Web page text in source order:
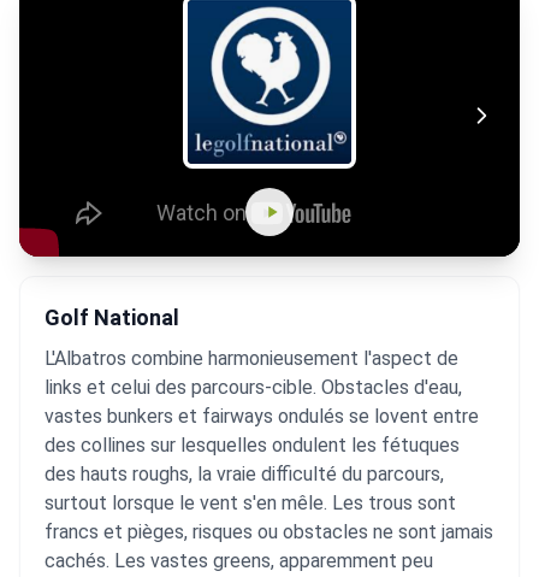
Golf National
L'Albatros combine harmonieusement l'aspect de
links et celui des parcours-cible. Obstacles d'eau,
vastes bunkers et fairways ondulés se lovent entre
des collines sur lesquelles ondulent les fétuques
des hauts roughs, la vraie difficulté du parcours,
surtout lorsque le vent s'en mêle. Les trous sont
francs et pièges, risques ou obstacles ne sont jamais
cachés. Les vastes greens, apparemment peu